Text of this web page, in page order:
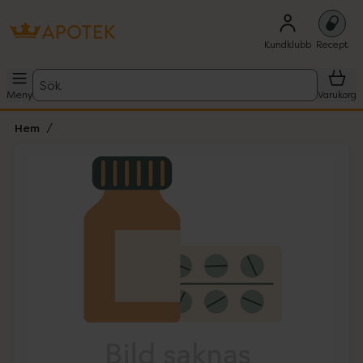
Kundklubb Recept
Meny
Sök
Varukorg
Hem
Lista: . Innehåller 1 objekt.